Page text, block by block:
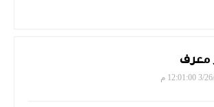
معرف
م